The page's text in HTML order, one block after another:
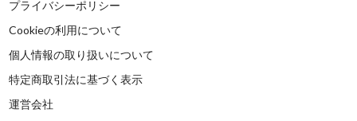
プライバシーポリシー
Cookieの利用について
個人情報の取り扱いについて
特定商取引法に基づく表示
運営会社